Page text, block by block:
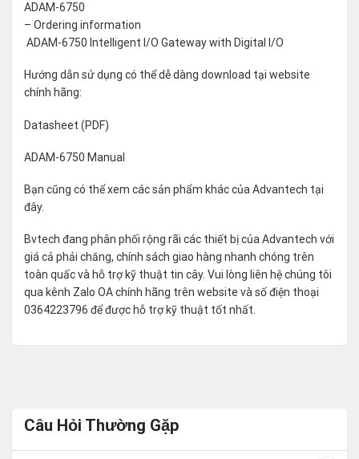
ADAM-6750
– Ordering information
 ADAM-6750 Intelligent I/O Gateway with Digital I/O
Hướng dẫn sử dụng có thể dễ dàng download tại website
chính hãng:
Datasheet (PDF)
ADAM-6750 Manual
Bạn cũng có thể xem các sản phẩm khác của Advantech tại
đây.
Bvtech đang phân phối rộng rãi các thiết bị của Advantech với
giá cả phải chăng, chính sách giao hàng nhanh chóng trên
toàn quấc và hỗ trợ kỹ thuật tin cây. Vui lòng liên hệ chúng tôi
qua kênh Zalo OA chính hãng trên website và số điện thoại
0364223796 để được hỗ trợ kỹ thuật tốt nhất.
Câu Hỏi Thường Gặp